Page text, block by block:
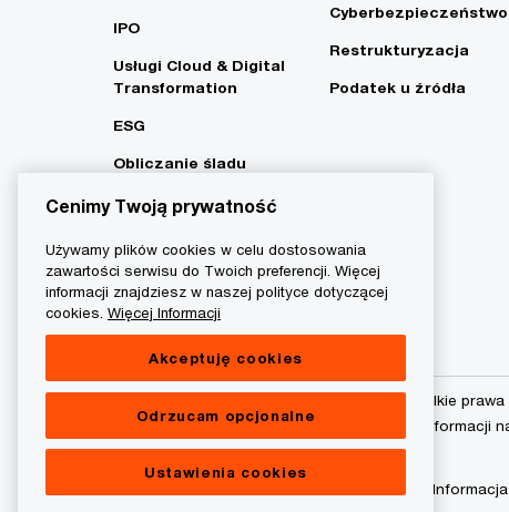
IPO
Usługi Cloud & Digital
Transformation
ESG
Obliczanie śladu
Net Zero
Cyberbezpieczeństwo
Restrukturyzacja
Podatek u źródła
© 2015 - 2026 PwC. Wszelkie
podmiot prawny. Więcej informacji
Cenimy Twoją prywatność
Używamy plików cookies w celu dostosowania
zawartości serwisu do Twoich preferencji. Więcej
informacji znajdziesz w naszej polityce dotyczącej
cookies. Więcej Informacji
Akceptuję cookies
Odrzucam opcjonalne
Ustawienia cookies